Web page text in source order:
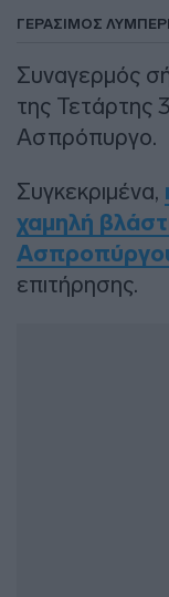
ΓΕΡΆΣΙΜΟΣ
Συναγερμός
της Τετάρτης
Ασπρόπυργο.
Συγκεκριμένα,
χαμηλή
επιτήρησης.